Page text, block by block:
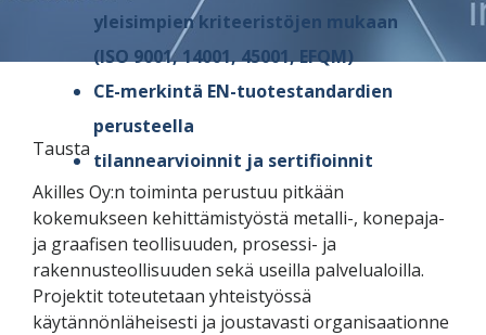
yleisimpien kriteeristöjen mukaan
(ISO 9001, 14001, 45001, EFQM)
CE-merkintä EN-tuotestandardien
perusteella
tilannearvioinnit ja sertifioinnit
Tausta
Akilles Oy:n toiminta perustuu pitkään
kokemukseen kehittämistyöstä metalli-, konepaja-
ja graafisen teollisuuden, prosessi- ja
rakennusteollisuuden sekä useilla palvelualoilla.
Projektit toteutetaan yhteistyössä
käytännönläheisesti ja joustavasti organisaationne